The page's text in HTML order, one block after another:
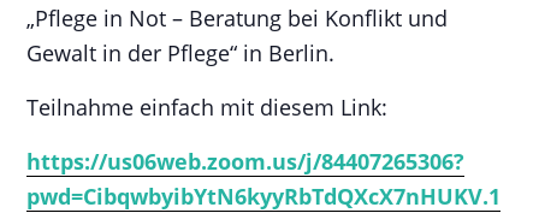
„Pflege in Not – Beratung bei Konflikt und
Gewalt in der Pflege“ in Berlin.
Teilnahme einfach mit diesem Link:
https://us06web.zoom.us/j/84407265306?
pwd=CibqwbyibYtN6kyyRbTdQXcX7nHUKV.1